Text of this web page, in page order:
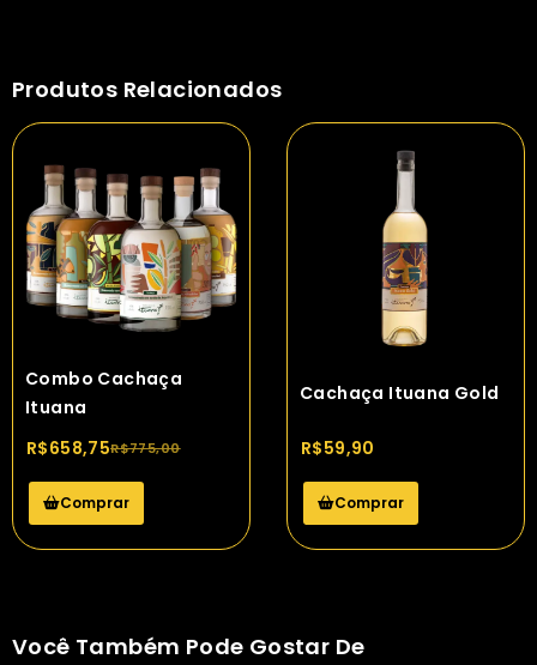
Produtos Relacionados
Combo Cachaça
Ituana
R$775,00
R$658,75
Comprar
Cachaça Ituana Gold
R$59,90
Comprar
Você Também Pode Gostar De